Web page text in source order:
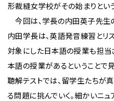
形裁縫女学校がその始まりとい
今回は、学長の内田英子先生
内田学長は、英語発音練習とリ
対象にした日本語の授業も担当
本語の授業があるということで
聴解テストでは、留学生たちが
る問題に挑んでいく。細かいニ